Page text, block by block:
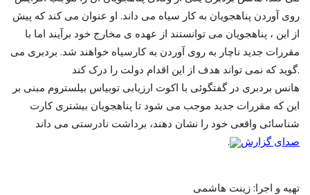
روی آوردن پناهجویان به کار سیاه می داند. او عنوان می کند که پیش
از این ، پناهجویان می توانستند از عهده ی مخارج خود برآیند اما با
مقررات جدید ناچار به روی آوردن به کارسیاه خواهند شد. بردبری می
گوید که نمی تواند هدف از این اقدام دولت را درک کند.
هانس بردبری در گفتگوئی با اکوت ارزیابی توبیاس بیلستروم مبنی بر
این که مقررات جدید موجب می شود تا پناهجویان بیشتری کارت
شناسائی واقعی خود را نشان دهند، برداشت نادرستی می داند
.
صدای گزارش
تهیه و اجرا: زینت هاشمی